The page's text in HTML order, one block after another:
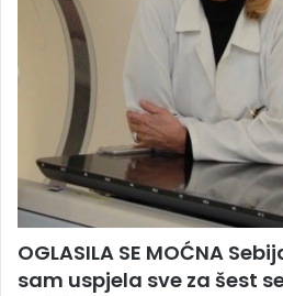
OGLASILA SE MOĆNA
sam uspjela sve za šest